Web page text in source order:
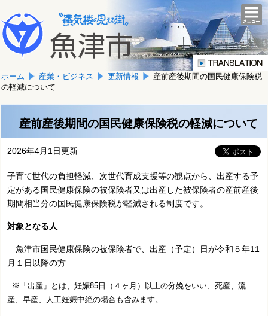
文
へ
移
ま
す。
こ
か
文
で
す。
ホーム 産業・ビジネス 更新情報
産前産後期間の国民健康保険税
の軽減について
産前産後期間の国民健康保険税の軽減について
2026年4月1日更新
子育て世代の負担軽減、次世代育成支援等の観点から、出産する予
定がある国民健康保険の被保険者又は出産した被保険者の産前産後
期間相当分の国民健康保険税が軽減される制度です。
対象となる人
魚津市国民健康保険の被保険者で、出産（予定）日が令和５年11
月１日以降の方
※「出産」とは、妊娠85日（４ヶ月）以上の分娩をいい、死産、流
産、早産、人工妊娠中絶の場合も含みます。